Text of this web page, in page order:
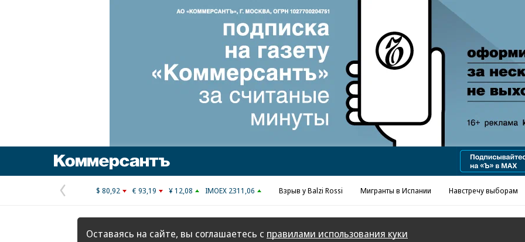
Реклама в «Ъ» www.kommersant.ru/ad
Предыдущая
страница
$ 80,92 € 93,19 ¥ 12,08 IMOEX 2311,06 Взрыв у Balzi Rossi Мигранты в Испании Навстречу выборам
Оставаясь на сайте, вы соглашаетесь с правилами использования куки